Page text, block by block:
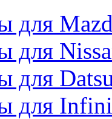
для
для
для
для